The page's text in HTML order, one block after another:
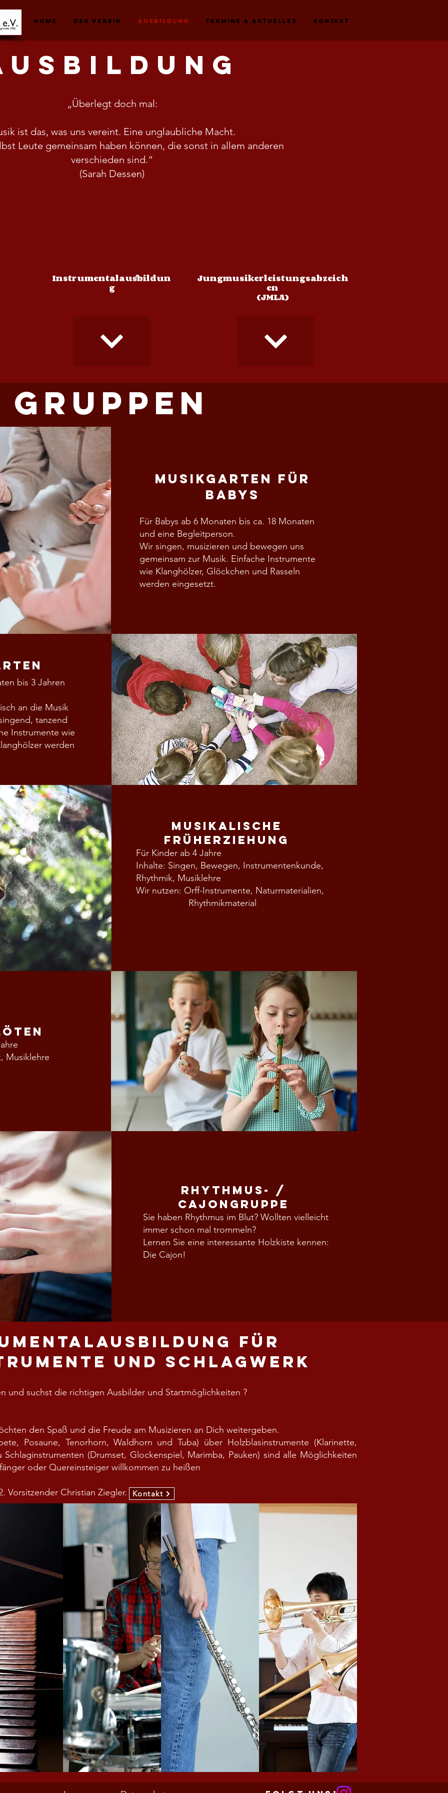
Home Der Verein Ausbildung Termine & Aktuelles Kontakt
„Überlegt doch mal:
ist das, was uns vereint. Eine unglaubliche Macht.
Leute gemeinsam haben können, die sonst in allem anderen
verschieden sind.“
(Sarah Dessen)
Instrumentalausbildun
g
Jungmusikerleistungsabzeich
en
(JMLA)
Gruppen
Musikgarten für
Babys
Für Babys ab 6 Monaten bis ca. 18 Monaten
und eine Begleitperson.
Wir singen, musizieren und bewegen uns
gemeinsam zur Musik. Einfache Instrumente
wie Klanghölzer, Glöckchen und Rasseln
werden eingesetzt.
bis 3 Jahren
an die Musik
tanzend
Instrumente wie
werden
Musikalische
Früherziehung
Für Kinder ab 4 Jahre
Inhalte: Singen, Bewegen, Instrumentenkunde,
Rhythmik, Musiklehre
Wir nutzen: Orff-Instrumente, Naturmaterialien,
Rhythmikmaterial
Musiklehre
Rhythmus- /
Cajongruppe
Sie haben Rhythmus im Blut? Wollten vielleicht
immer schon mal trommeln?
Lernen Sie eine interessante Holzkiste kennen:
Die Cajon!
für
und Schlagwerk
und suchst die richtigen Ausbilder und Startmöglichkeiten ?
den Spaß und die Freude am Musizieren an Dich weitergeben.
Posaune, Tenorhorn, Waldhorn und Tuba) über Holzblasinstrumente (Klarinette,
(Drumset, Glockenspiel, Marimba, Pauken) sind alle Möglichkeiten
oder Quereinsteiger willkommen zu heißen
Vorsitzender Christian Ziegler. Kontakt